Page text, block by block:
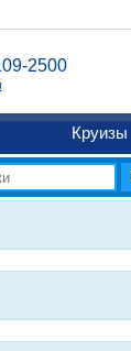
2500
Круизы